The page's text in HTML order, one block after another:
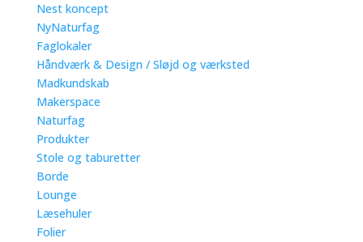
Nest koncept
NyNaturfag
Faglokaler
Håndværk & Design / Sløjd og værksted
Madkundskab
Makerspace
Naturfag
Produkter
Stole og taburetter
Borde
Lounge
Læsehuler
Folier